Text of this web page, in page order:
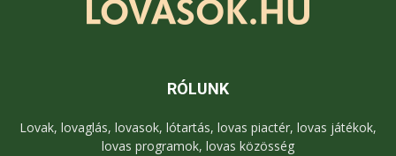
RÓLUNK
Lovak, lovaglás, lovasok, lótartás, lovas piactér, lovas játékok,
lovas programok, lovas közösség